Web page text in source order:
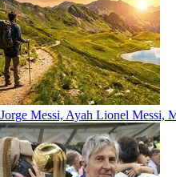
Jorge Messi, Ayah Lionel Messi,